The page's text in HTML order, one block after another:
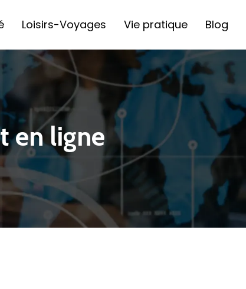
Loisirs-Voyages Vie pratique Blog
en ligne